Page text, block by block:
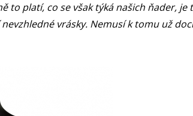
to platí, co se však týká našich ňader,
vrásky. Nemusí k tomu už